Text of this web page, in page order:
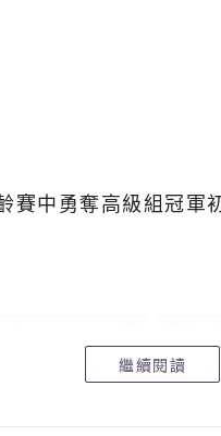
中勇奪高級組冠
繼續閱讀